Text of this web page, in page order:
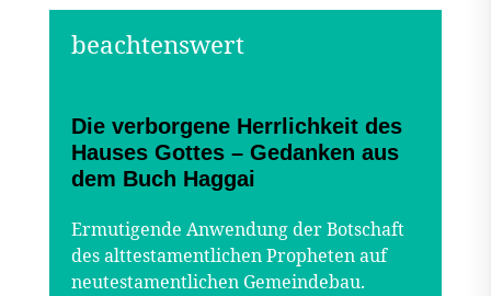
Die verborgene Herrlichkeit des
Hauses Gottes – Gedanken aus
dem Buch Haggai
Ermutigende Anwendung der Botschaft
des alttestamentlichen Propheten auf
neutestamentlichen Gemeindebau.